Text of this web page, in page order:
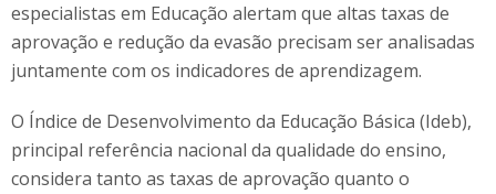
especialistas em Educação alertam que altas taxas de
aprovação e redução da evasão precisam ser analisadas
juntamente com os indicadores de aprendizagem.
O Índice de Desenvolvimento da Educação Básica (Ideb),
principal referência nacional da qualidade do ensino,
considera tanto as taxas de aprovação quanto o